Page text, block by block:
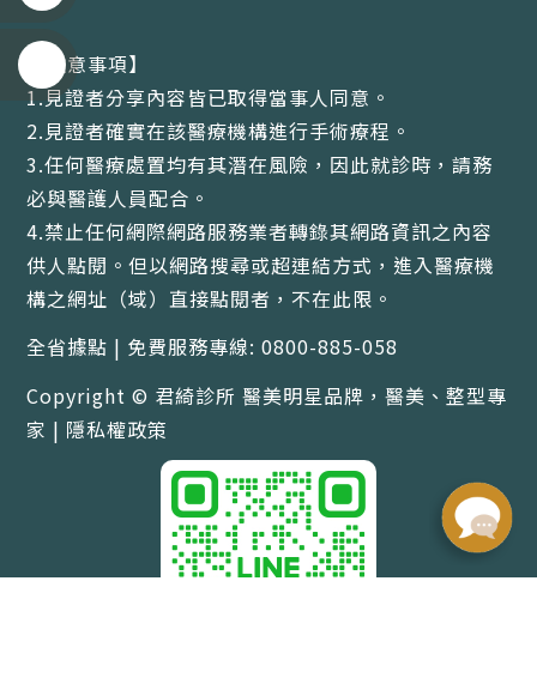
【注意事項】
1.見證者分享內容皆已取得當事人同意。
2.見證者確實在該醫療機構進行手術療程。
3.任何醫療處置均有其潛在風險，因此就診時，請務
必與醫護人員配合。
4.禁止任何網際網路服務業者轉錄其網路資訊之內容
供人點閱。但以網路搜尋或超連結方式，進入醫療機
構之網址（域）直接點閱者，不在此限。
全省據點 | 免費服務專線: 0800-885-058
Copyright © 君綺診所 醫美明星品牌，醫美、整型專
家 | 隱私權政策